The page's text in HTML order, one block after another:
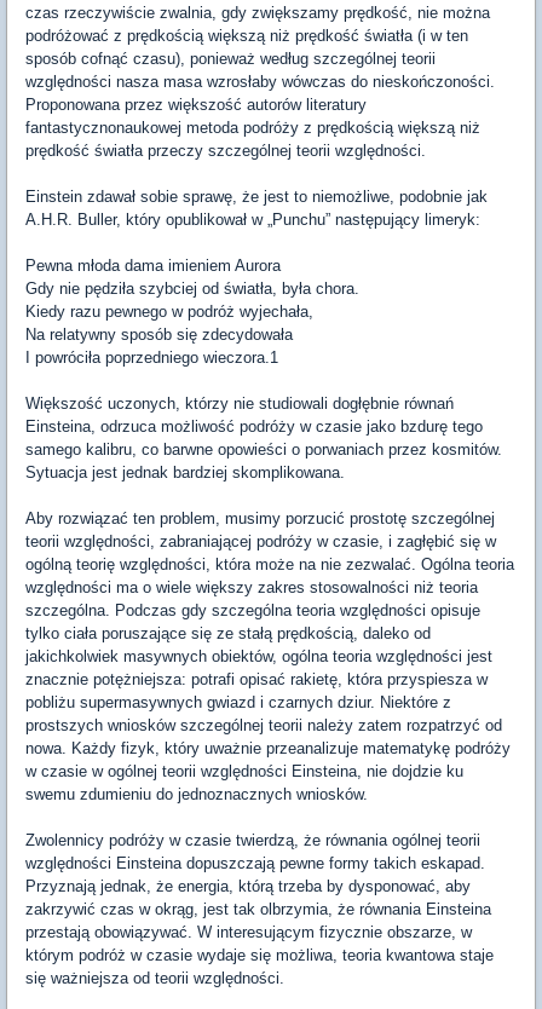
czas rzeczywiście zwalnia, gdy zwiększamy prędkość, nie można
podróżować z prędkością większą niż prędkość światła (i w ten
sposób cofnąć czasu), ponieważ według szczególnej teorii
względności nasza masa wzrosłaby wówczas do nieskończoności.
Proponowana przez większość autorów literatury
fantastycznonaukowej metoda podróży z prędkością większą niż
prędkość światła przeczy szczególnej teorii względności.
Einstein zdawał sobie sprawę, że jest to niemożliwe, podobnie jak
A.H.R. Buller, który opublikował w „Punchu” następujący limeryk:
Pewna młoda dama imieniem Aurora
Gdy nie pędziła szybciej od światła, była chora.
Kiedy razu pewnego w podróż wyjechała,
Na relatywny sposób się zdecydowała
I powróciła poprzedniego wieczora.1
Większość uczonych, którzy nie studiowali dogłębnie równań
Einsteina, odrzuca możliwość podróży w czasie jako bzdurę tego
samego kalibru, co barwne opowieści o porwaniach przez kosmitów.
Sytuacja jest jednak bardziej skomplikowana.
Aby rozwiązać ten problem, musimy porzucić prostotę szczególnej
teorii względności, zabraniającej podróży w czasie, i zagłębić się w
ogólną teorię względności, która może na nie zezwalać. Ogólna teoria
względności ma o wiele większy zakres stosowalności niż teoria
szczególna. Podczas gdy szczególna teoria względności opisuje
tylko ciała poruszające się ze stałą prędkością, daleko od
jakichkolwiek masywnych obiektów, ogólna teoria względności jest
znacznie potężniejsza: potrafi opisać rakietę, która przyspiesza w
pobliżu supermasywnych gwiazd i czarnych dziur. Niektóre z
prostszych wniosków szczególnej teorii należy zatem rozpatrzyć od
nowa. Każdy fizyk, który uważnie przeanalizuje matematykę podróży
w czasie w ogólnej teorii względności Einsteina, nie dojdzie ku
swemu zdumieniu do jednoznacznych wniosków.
Zwolennicy podróży w czasie twierdzą, że równania ogólnej teorii
względności Einsteina dopuszczają pewne formy takich eskapad.
Przyznają jednak, że energia, którą trzeba by dysponować, aby
zakrzywić czas w okrąg, jest tak olbrzymia, że równania Einsteina
przestają obowiązywać. W interesującym fizycznie obszarze, w
którym podróż w czasie wydaje się możliwa, teoria kwantowa staje
się ważniejsza od teorii względności.